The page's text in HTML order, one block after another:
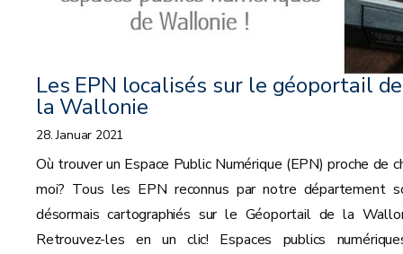
Les EPN localisés sur le géoportail de
la Wallonie
28. Januar 2021
Où trouver un Espace Public Numérique (EPN) proche de
moi? Tous les EPN reconnus par notre département
désormais cartographiés sur le Géoportail de la
Retrouvez-les en un clic! Espaces publics